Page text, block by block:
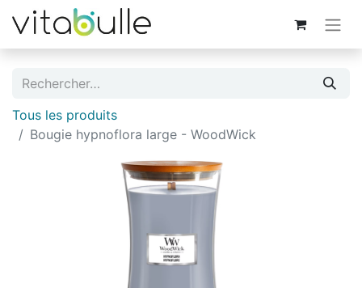
Tous les produits
Bougie hypnoflora large - WoodWick